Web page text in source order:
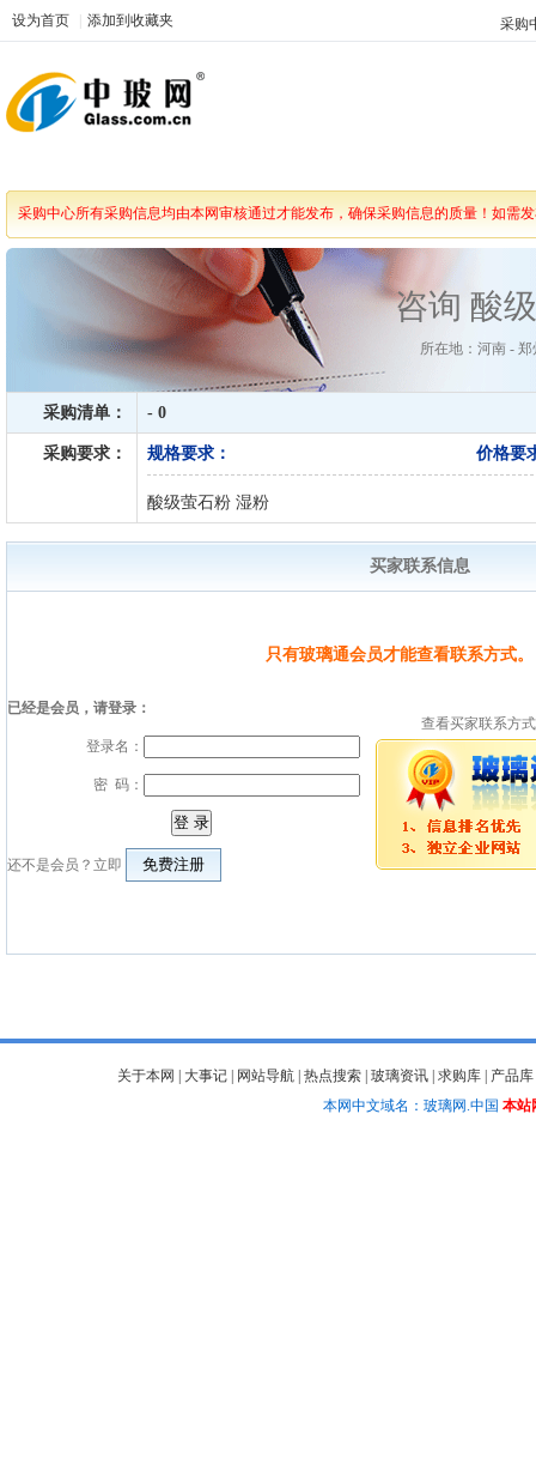
设为首页 添加到收藏夹 采购
采购中心所有采购信息均由本网审核通过才能发布，确保采购信息的质量！如需
咨询 酸
所在地：河南 - 郑
采购清单： - 0
采购要求： 规格要求： 价格要
酸级萤石粉 湿粉
买家联系信息
只有玻璃通会员才能查看联系方式。
已经是会员，请登录：
登录名：
密 码：
还不是会员？立即
查看买家联系方
关于本网 大事记 网站导航 热点搜索 玻璃资讯 求购库
产品库
本网中文域名：玻璃网.中国 本站